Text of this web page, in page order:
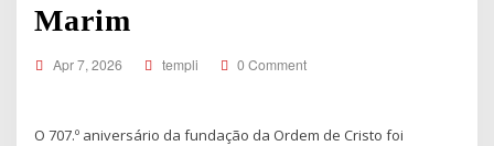
Marim
Apr 7, 2026 templi 0 Comment
O 707.º aniversário da fundação da Ordem de Cristo foi